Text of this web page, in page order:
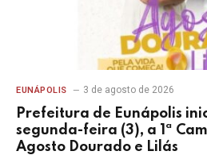
EUNÁPOLIS 3 de agosto de 2026
Prefeitura de Eunápolis
segunda-feira (3), a 1ª
Agosto Dourado e Lilás